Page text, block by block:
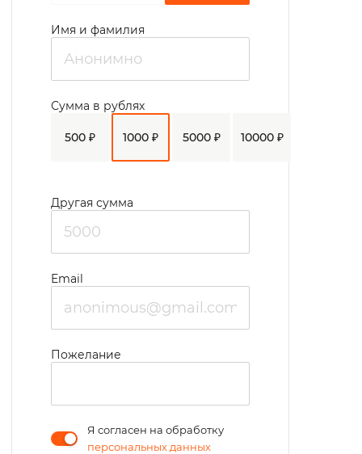
Имя и фамилия
500 ₽ 1000 ₽ 5000 ₽ 10000 ₽
Сумма в рублях
Другая сумма
Email
Пожелание
Я согласен на обработку
персональных данных